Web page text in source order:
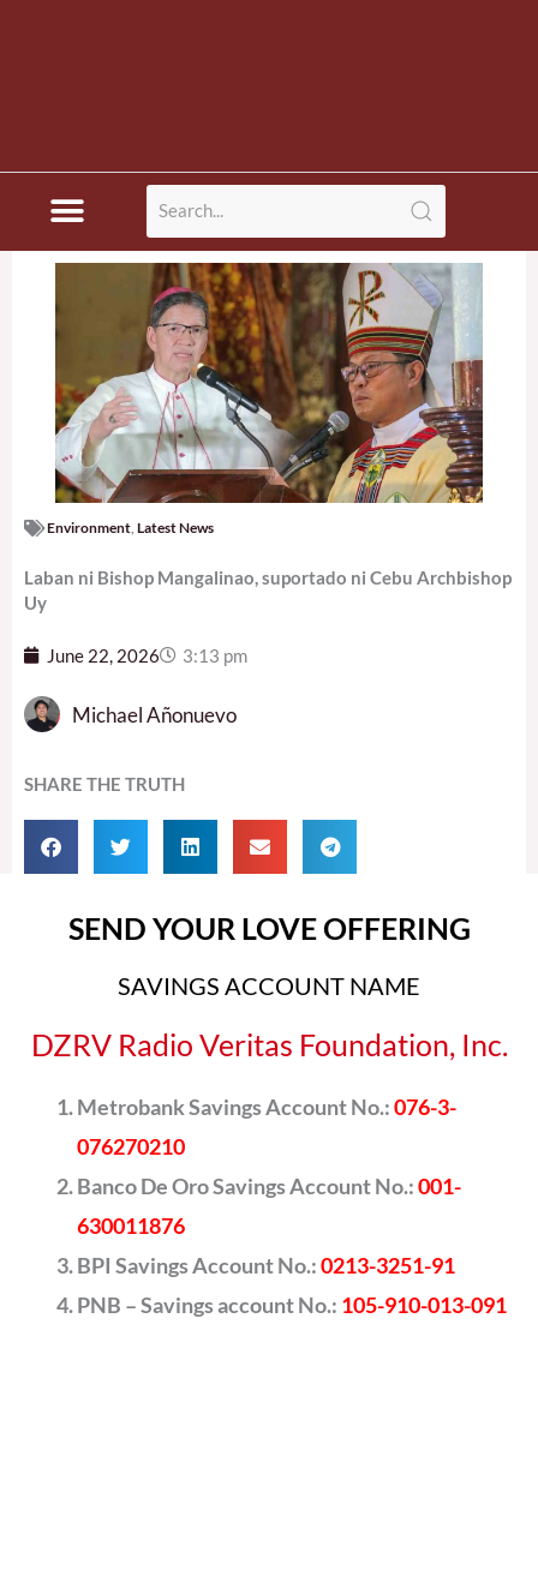
Environment Latest News
Laban ni Bishop Mangalinao, suportado ni Cebu Archbishop
Uy
June 22, 2026 3:13 pm
Michael Añonuevo
SHARE THE TRUTH
SEND YOUR LOVE OFFERING
SAVINGS ACCOUNT NAME
DZRV Radio Veritas Foundation, Inc.
Metrobank Savings Account No.:076-3-
076270210
Banco De Oro Savings Account No.:001-
630011876
BPI Savings Account No.:0213-3251-91
PNB – Savings account No.: 105-910-013-091